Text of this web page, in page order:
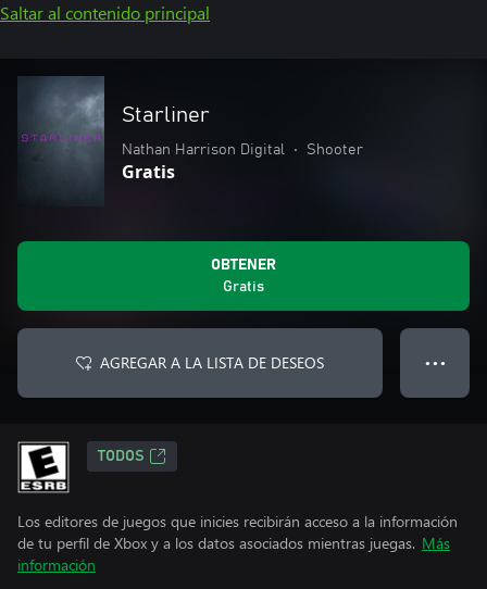
Saltar al contenido principal
Starliner
Nathan Harrison Digital • Shooter
Gratis
OBTENER
Gratis
AGREGAR A LA LISTA DE DESEOS ● ● ●
TODOS
Los editores de juegos que inicies recibirán acceso a la información
de tu perfil de Xbox y a los datos asociados mientras juegas. Más
información